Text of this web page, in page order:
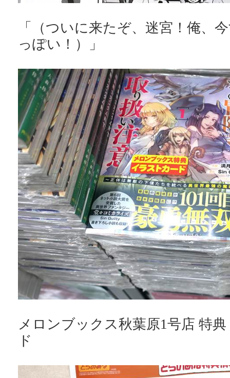
「（ついに来たぞ、迷宮！俺、
っぽい！）」
メロンブックス秋葉原1号店 特
ド